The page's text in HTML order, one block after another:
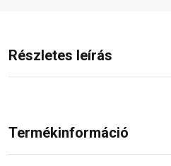
Részletes leírás
Termékinformáció